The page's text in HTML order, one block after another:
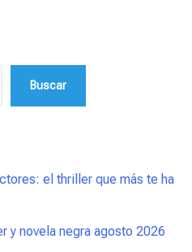
Buscar
el thriller que más te ha
y novela negra agosto 2026